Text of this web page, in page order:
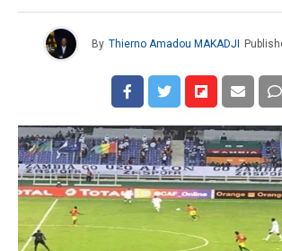
By Thierno Amadou MAKADJI